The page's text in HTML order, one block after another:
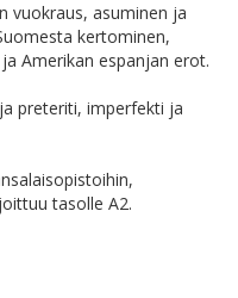
vuokraus, asuminen ja
kertominen,
Amerikan espanjan erot.
preteriti, imperfekti ja
tasolle A2.